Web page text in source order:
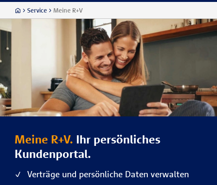
Service Meine R+V
Meine R+V. Ihr persönliches
Kundenportal.
Verträge und persönliche Daten verwalten